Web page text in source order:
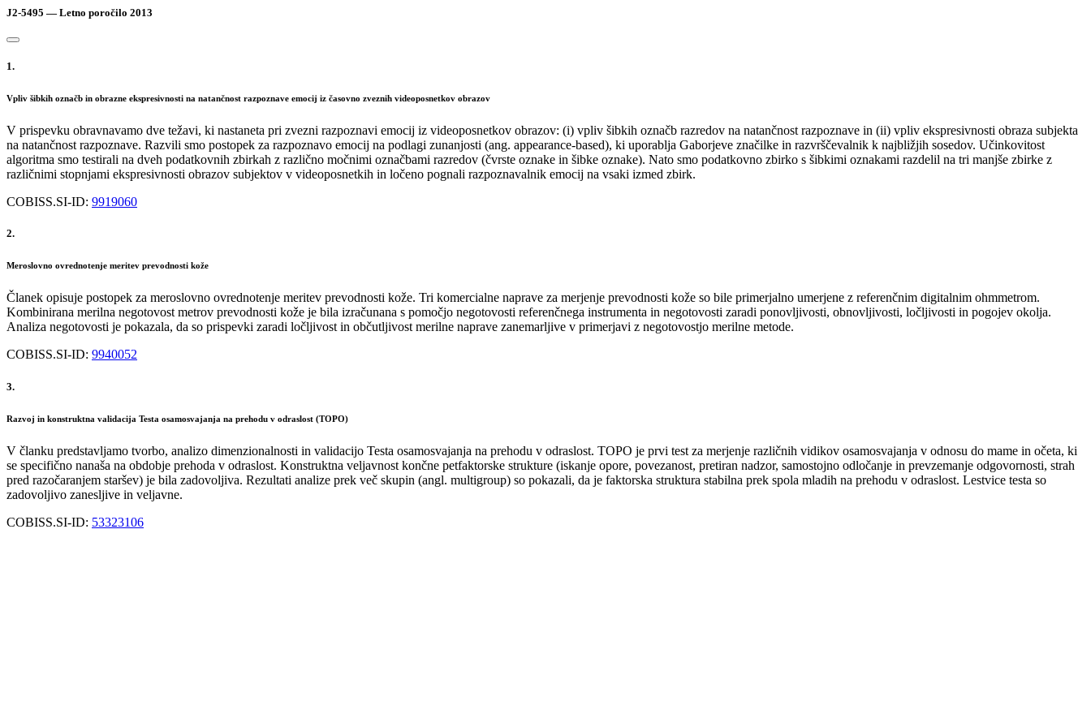
J2-5495 — Letno poročilo 2013
1.
Vpliv šibkih označb in obrazne ekspresivnosti na natančnost razpoznave emocij iz časovno zveznih videoposnetkov obrazov
V prispevku obravnavamo dve težavi, ki nastaneta pri zvezni razpoznavi emocij iz videoposnetkov obrazov: (i) vpliv šibkih označb razredov na natančnost razpoznave in (ii) vpliv ekspresivnosti obraza subjekta
na natančnost razpoznave. Razvili smo postopek za razpoznavo emocij na podlagi zunanjosti (ang. appearance-based), ki uporablja Gaborjeve značilke in razvrščevalnik k najbližjih sosedov. Učinkovitost
algoritma smo testirali na dveh podatkovnih zbirkah z različno močnimi označbami razredov (čvrste oznake in šibke oznake). Nato smo podatkovno zbirko s šibkimi oznakami razdelil na tri manjše zbirke z
različnimi stopnjami ekspresivnosti obrazov subjektov v videoposnetkih in ločeno pognali razpoznavalnik emocij na vsaki izmed zbirk.
COBISS.SI-ID: 9919060
2.
Meroslovno ovrednotenje meritev prevodnosti kože
Članek opisuje postopek za meroslovno ovrednotenje meritev prevodnosti kože. Tri komercialne naprave za merjenje prevodnosti kože so bile primerjalno umerjene z referenčnim digitalnim ohmmetrom.
Kombinirana merilna negotovost metrov prevodnosti kože je bila izračunana s pomočjo negotovosti referenčnega instrumenta in negotovosti zaradi ponovljivosti, obnovljivosti, ločljivosti in pogojev okolja.
Analiza negotovosti je pokazala, da so prispevki zaradi ločljivost in občutljivost merilne naprave zanemarljive v primerjavi z negotovostjo merilne metode.
COBISS.SI-ID: 9940052
3.
Razvoj in konstruktna validacija Testa osamosvajanja na prehodu v odraslost (TOPO)
V članku predstavljamo tvorbo, analizo dimenzionalnosti in validacijo Testa osamosvajanja na prehodu v odraslost. TOPO je prvi test za merjenje različnih vidikov osamosvajanja v odnosu do mame in očeta, ki
se specifično nanaša na obdobje prehoda v odraslost. Konstruktna veljavnost končne petfaktorske strukture (iskanje opore, povezanost, pretiran nadzor, samostojno odločanje in prevzemanje odgovornosti, strah
pred razočaranjem staršev) je bila zadovoljiva. Rezultati analize prek več skupin (angl. multigroup) so pokazali, da je faktorska struktura stabilna prek spola mladih na prehodu v odraslost. Lestvice testa so
zadovoljivo zanesljive in veljavne.
COBISS.SI-ID: 53323106